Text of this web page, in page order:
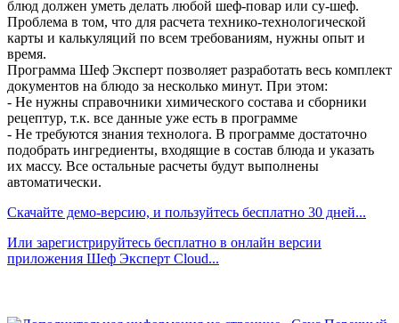
блюд должен уметь делать любой шеф-повар или су-шеф.
Проблема в том, что для расчета технико-технологической
карты и калькуляций по всем требованиям, нужны опыт и
время.
Программа Шеф Эксперт позволяет разработать весь комплект
документов на блюдо за несколько минут. При этом:
- Не нужны справочники химического состава и сборники
рецептур, т.к. все данные уже есть в программе
- Не требуются знания технолога. В программе достаточно
подобрать ингредиенты, входящие в состав блюда и указать
их массу. Все остальные расчеты будут выполнены
автоматически.
Скачайте демо-версию, и пользуйтесь бесплатно 30 дней...
Или зарегистрируйтесь бесплатно в онлайн версии
приложения Шеф Эксперт Cloud...